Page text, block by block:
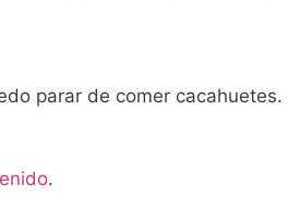
parar de comer cacahuetes.
.